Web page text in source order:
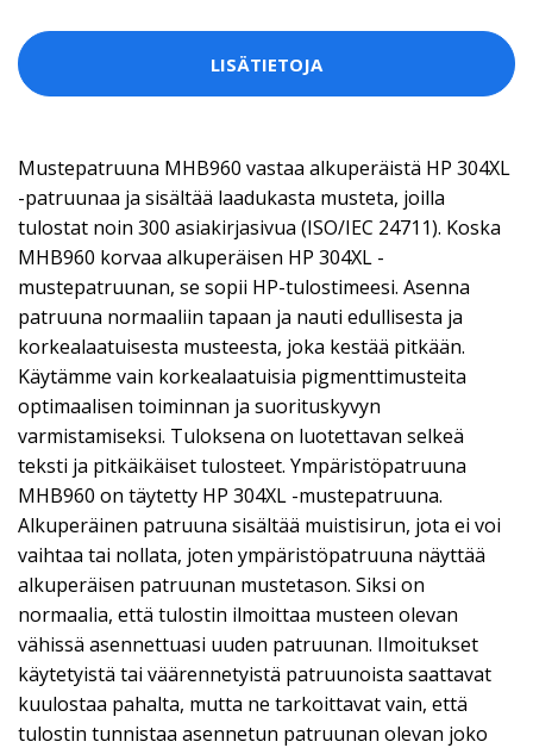
LISÄTIETOJA
Mustepatruuna MHB960 vastaa alkuperäistä HP 304XL
-patruunaa ja sisältää laadukasta musteta, joilla
tulostat noin 300 asiakirjasivua (ISO/IEC 24711). Koska
MHB960 korvaa alkuperäisen HP 304XL -
mustepatruunan, se sopii HP-tulostimeesi. Asenna
patruuna normaaliin tapaan ja nauti edullisesta ja
korkealaatuisesta musteesta, joka kestää pitkään.
Käytämme vain korkealaatuisia pigmenttimusteita
optimaalisen toiminnan ja suorituskyvyn
varmistamiseksi. Tuloksena on luotettavan selkeä
teksti ja pitkäikäiset tulosteet. Ympäristöpatruuna
MHB960 on täytetty HP 304XL -mustepatruuna.
Alkuperäinen patruuna sisältää muistisirun, jota ei voi
vaihtaa tai nollata, joten ympäristöpatruuna näyttää
alkuperäisen patruunan mustetason. Siksi on
normaalia, että tulostin ilmoittaa musteen olevan
vähissä asennettuasi uuden patruunan. Ilmoitukset
käytetyistä tai väärennetyistä patruunoista saattavat
kuulostaa pahalta, mutta ne tarkoittavat vain, että
tulostin tunnistaa asennetun patruunan olevan joko